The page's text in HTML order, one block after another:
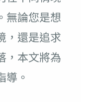
無論您是想
，還是追求
，本文將為
導。